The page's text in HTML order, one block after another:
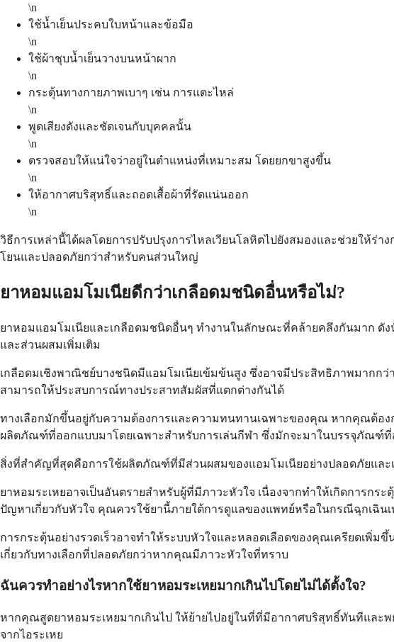
\n
ใช้น้ำเย็นประคบใบหน้าและข้อมือ
\n
ใช้ผ้าชุบน้ำเย็นวางบนหน้าผาก
\n
กระตุ้นทางกายภาพเบาๆ เช่น การแตะไหล่
\n
พูดเสียงดังและชัดเจนกับบุคคลนั้น
\n
ตรวจสอบให้แน่ใจว่าอยู่ในตำแหน่งที่เหมาะสม โดยยกขาสูงขึ้น
\n
ให้อากาศบริสุทธิ์และถอดเสื้อผ้าที่รัดแน่นออก
\n
วิธีการเหล่านี้ได้ผลโดยการปรับปรุงการไหลเวียนโลหิตไปยังสมองและช่วยให้
โยนและปลอดภัยกว่าสำหรับคนส่วนใหญ่
ยาหอมแอมโมเนียดีกว่าเกลือดมชนิดอื่นหรือไม่?
ยาหอมแอมโมเนียและเกลือดมชนิดอื่นๆ ทำงานในลักษณะที่คล้ายคลึงกันมาก
และส่วนผสมเพิ่มเติม
เกลือดมเชิงพาณิชย์บางชนิดมีแอมโมเนียเข้มข้นสูง ซึ่งอาจมีประสิทธิภาพมากกว่
สามารถให้ประสบการณ์ทางประสาทสัมผัสที่แตกต่างกันได้
ทางเลือกมักขึ้นอยู่กับความต้องการและความทนทานเฉพาะของคุณ หากคุณต้อง
ผลิตภัณฑ์ที่ออกแบบมาโดยเฉพาะสำหรับการเล่นกีฬา ซึ่งมักจะมาในบรรจุภัณฑ์ที่
สิ่งที่สำคัญที่สุดคือการใช้ผลิตภัณฑ์ที่มีส่วนผสมของแอมโมเนียอย่างปลอดภัยและ
ยาหอมระเหยอาจเป็นอันตรายสำหรับผู้ที่มีภาวะหัวใจ เนื่องจากทำให้เกิดการก
ปัญหาเกี่ยวกับหัวใจ คุณควรใช้ยานี้ภายใต้การดูแลของแพทย์หรือในกรณีฉุกเฉิน
การกระตุ้นอย่างรวดเร็วอาจทำให้ระบบหัวใจและหลอดเลือดของคุณเครียดเพิ่
เกี่ยวกับทางเลือกที่ปลอดภัยกว่าหากคุณมีภาวะหัวใจที่ทราบ
ฉันควรทำอย่างไรหากใช้ยาหอมระเหยมากเกินไปโดยไม่ได้ตั้งใจ?
หากคุณสูดยาหอมระเหยมากเกินไป ให้ย้ายไปอยู่ในที่ที่มีอากาศบริสุทธิ์ทันทีและ
จากไอระเหย